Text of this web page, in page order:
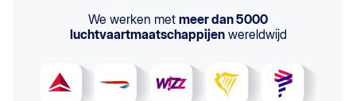
We werken met meer dan 5000
luchtvaartmaatschappijenwereldwijd